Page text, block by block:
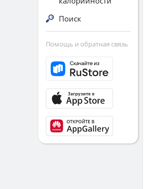
Поиск
Помощь и обратная связь